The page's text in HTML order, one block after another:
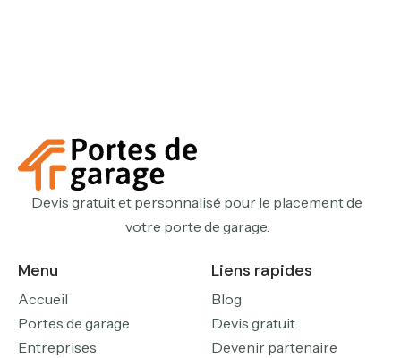
Devis gratuit et personnalisé pour le placement de
votre porte de garage.
Menu
Accueil
Portes de garage
Entreprises
Liens rapides
Blog
Devis gratuit
Devenir partenaire